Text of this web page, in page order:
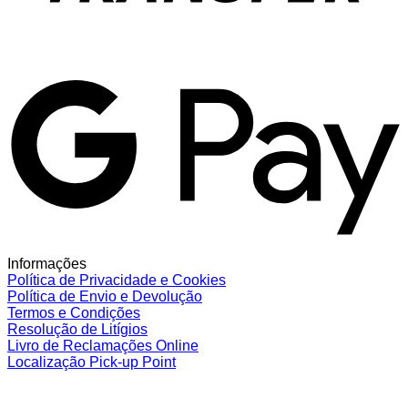
Informações
Política de Privacidade e Cookies
Política de Envio e Devolução
Termos e Condições
Resolução de Litígios
Livro de Reclamações Online
Localização Pick-up Point